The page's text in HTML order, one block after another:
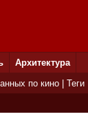
Архитектура
по кино
Теги